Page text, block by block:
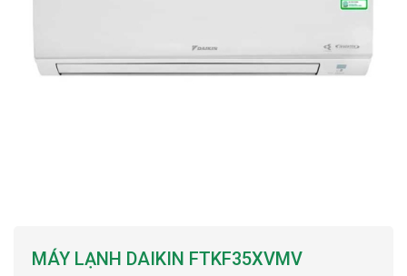
MÁY LẠNH DAIKIN FTKF35XVMV